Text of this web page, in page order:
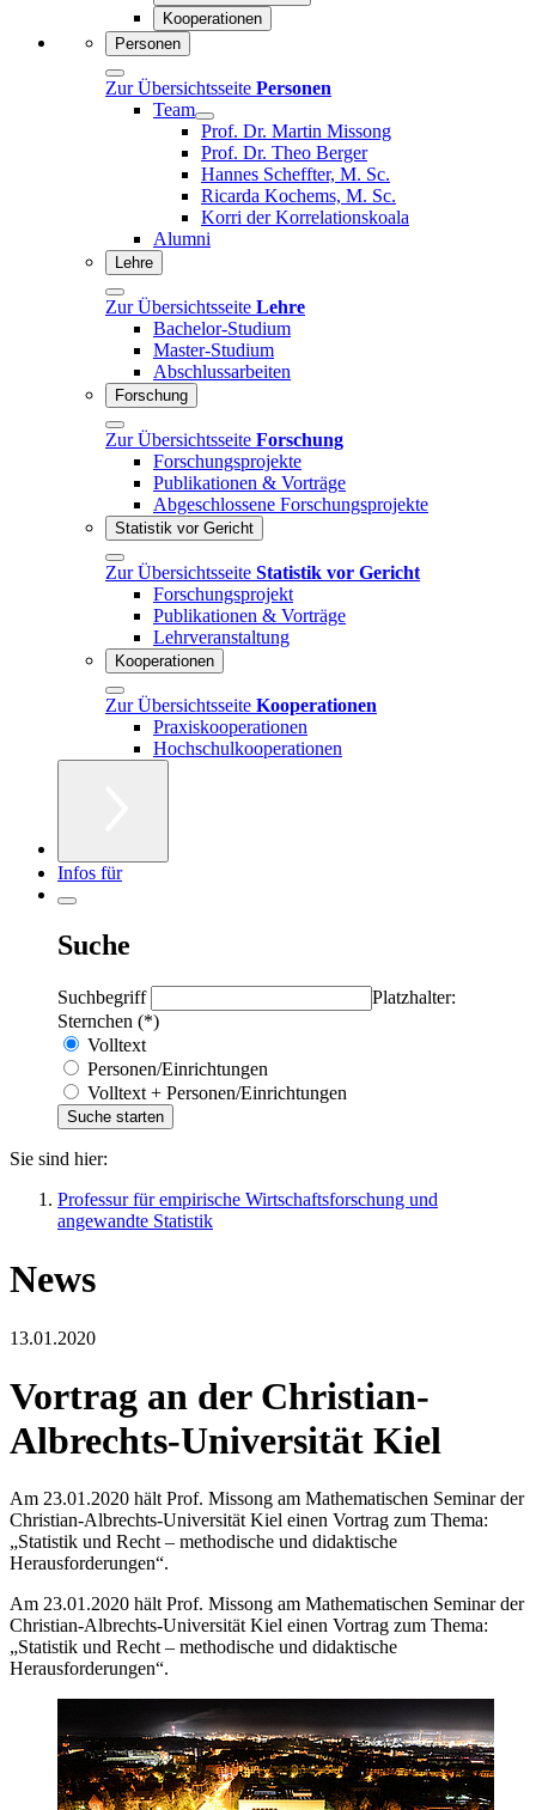
Kooperationen
Personen
Zur Übersichtsseite Personen
Team
Prof. Dr. Martin Missong
Prof. Dr. Theo Berger
Hannes Scheffter, M. Sc.
Ricarda Kochems, M. Sc.
Korri der Korrelationskoala
Alumni
Lehre
Zur Übersichtsseite Lehre
Bachelor-Studium
Master-Studium
Abschlussarbeiten
Forschung
Zur Übersichtsseite Forschung
Forschungsprojekte
Publikationen & Vorträge
Abgeschlossene Forschungsprojekte
Statistik vor Gericht
Zur Übersichtsseite Statistik vor Gericht
Forschungsprojekt
Publikationen & Vorträge
Lehrveranstaltung
Kooperationen
Zur Übersichtsseite Kooperationen
Praxiskooperationen
Hochschulkooperationen
Infos für
Suche
Suchbegriff
Platzhalter:
Sternchen (*)
Volltext
Personen/Einrichtungen
Volltext + Personen/Einrichtungen
Sie sind hier:
Professur für empirische Wirtschaftsforschung und
angewandte Statistik
News
13.01.2020
Vortrag an der Christian-
Albrechts-Universität Kiel
Am 23.01.2020 hält Prof. Missong am Mathematischen Seminar der
Christian-Albrechts-Universität Kiel einen Vortrag zum Thema:
„Statistik und Recht – methodische und didaktische
Herausforderungen“.
Am 23.01.2020 hält Prof. Missong am Mathematischen Seminar der
Christian-Albrechts-Universität Kiel einen Vortrag zum Thema:
„Statistik und Recht – methodische und didaktische
Herausforderungen“.